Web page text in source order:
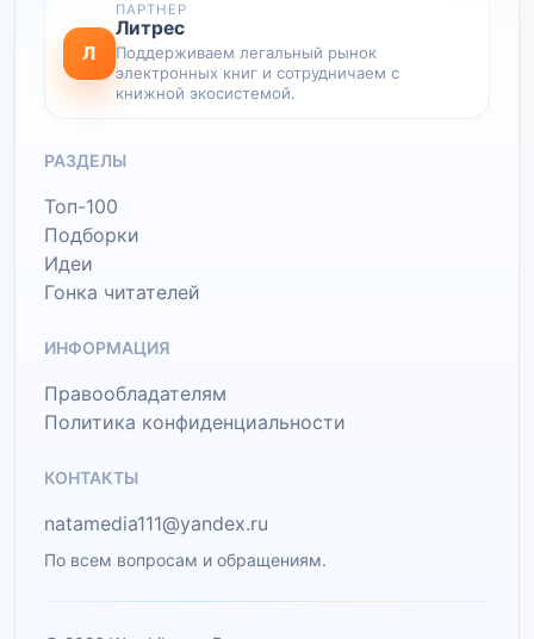
Л
ПАРТНЕР
Литрес
Поддерживаем легальный рынок
электронных книг и сотрудничаем с
книжной экосистемой.
РАЗДЕЛЫ
Топ-100
Подборки
Идеи
Гонка читателей
ИНФОРМАЦИЯ
Правообладателям
Политика конфиденциальности
КОНТАКТЫ
natamedia111@yandex.ru
По всем вопросам и обращениям.